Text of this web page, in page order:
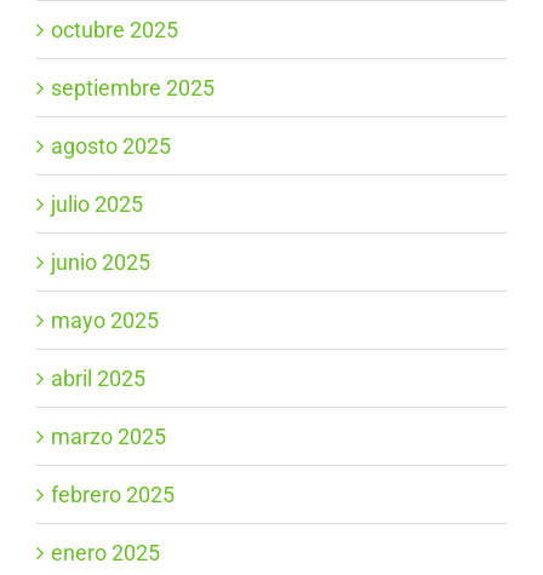
octubre 2025
septiembre 2025
agosto 2025
julio 2025
junio 2025
mayo 2025
abril 2025
marzo 2025
febrero 2025
enero 2025